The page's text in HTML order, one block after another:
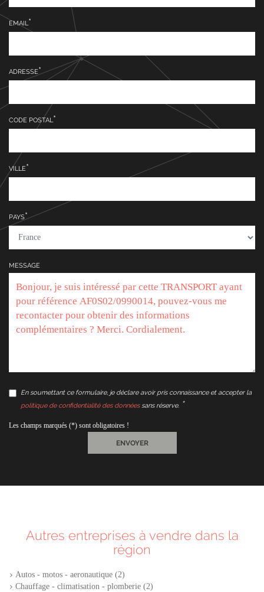
EMAIL
ADRESSE
CODE POSTAL
VILLE
PAYS
MESSAGE
En soumettant ce formulaire, je déclare avoir pris connaissance et accepter la
politique de confidentialité des donnéessans réserve.
Les champs marqués (*) sont obligatoires !
ENVOYER
Autres entreprises à vendre dans la
région
Autos - motos - aeronautique (2)
Chauffage - climatisation - plomberie (2)